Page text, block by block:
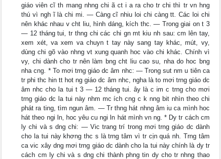
giáo viên cĩ th mang nhng chi ã ct i a ra cho tr chi thì tr vn hng
thú vì ngh ĩ là chi mi. — Càng cĩ nhiu loi chi càng tt. Các loi chi
nên khác nhau v cht liu, hình dáng, kích thc. — Trong giai on t 3
— 12 tháng tui, tr thng chi các chi gn mt kiu nh sau: cm lên tay,
xem xét, va xem va chuyn t tay này sang tay khác, mút, vy,
dùng chi gõ vào nhng vt xung quanh hoc vào chi khác. Chính vì
vy, chi dành cho tr nên làm bng cht liu cao su, nha do hoc bng
nha cng. * To mơi trng giáo dc âm nhc: — Trong sut nm u tiên ca
tr phi thc hin tt hot ng giáo dc âm nhc, ngha là to mơi trng giáo dc
âm nhc cho la tui t 3 — 12 tháng tui. ây là c im c trng cho mơi
trng giáo dc la tui này nhm mc ích cng c k nng bit nhìn theo chi
phát ra ting, tìm ngun âm. — Tr thng hát nhng âm iu ca mình hoc
hát theo ngi ln, hoc yêu cu ngi ln hát mình vn ng. * Dy tr cách cm
ly chi và s dng chi: — Vic trang trí trong mơi trng giáo dc dành
cho la tui này khơng thc s là trng tâm vì tr cịn quá nh. Trng tâm
ca vic xây dng mơi trng giáo dc dành cho la tui này chính là dy tr
cách cm ly chi và s dng chi thành phng tin dy cho tr nhng thao